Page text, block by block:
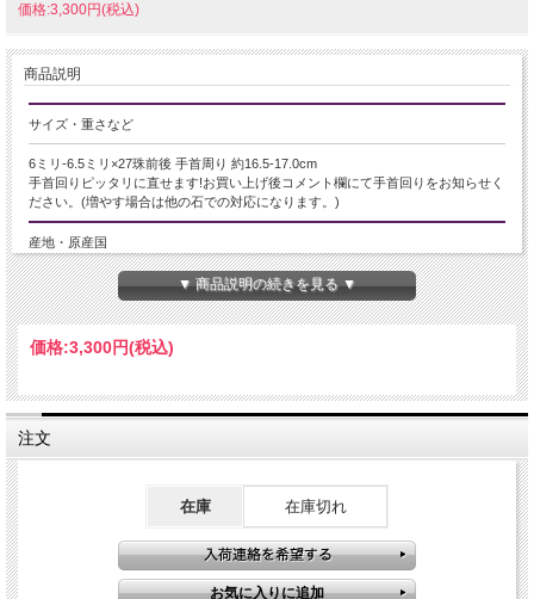
価格:3,300円(税込)
商品説明
サイズ・重さなど
6ミリ-6.5ミリ×27珠前後 手首周り 約16.5-17.0cm
手首回りピッタリに直せます!お買い上げ後コメント欄にて手首回りをお知らせく
ださい。(増やす場合は他の石での対応になります。)
産地・原産国
マダガスカル産
グレードなど
名称など
ローズクォーツ【紅石英】
マダガスカル産のローズクォーツを使用し、美しいピンクカラーと透明感が際立
▼ 商品説明の続きを見る ▼
価格:3,300円(税込)
注文
在庫 在庫切れ